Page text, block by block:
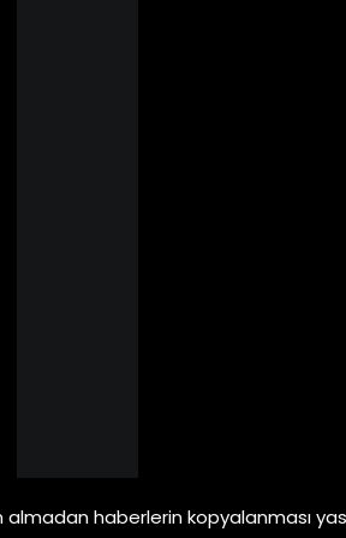
haberlerin kopyalanması